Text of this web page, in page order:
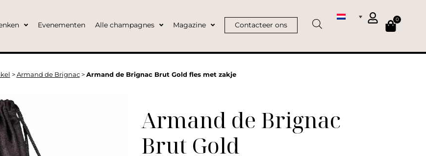
Evenementen Alle champagnes Magazine Contacteer ons
0
> Armand de Brignac> Armand de Brignac Brut Gold fles met zakje
Armand de Brignac
Brut Gold